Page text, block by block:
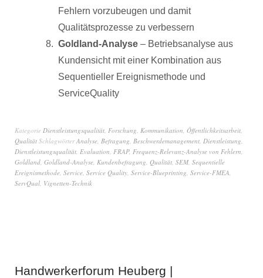
Fehlern vorzubeugen und damit
Qualitätsprozesse zu verbessern
Goldland-Analyse – Betriebsanalyse aus
Kundensicht mit einer Kombination aus
Sequentieller Ereignismethode und
ServiceQuality
Kategorie Dienstleistungsqualität Forschung Kommunikation Öffentlichkeitsarbeit
Qualität SchlagwörterAnalyse Befragung Beschwerdemanagement Dienstleistung
Dienstleistungsqualität Evaluation FRAP, Frequenz-Relevanz-Analyse von Fehlern
Goldland Goldland-Analyse Kundenbefragung Qualität SEM Sequentielle
Ereignismethode Service Service Quality Service-Blueprinting Service-FMEA
ServQual Vignetten-Technik
Handwerkerforum Heuberg |